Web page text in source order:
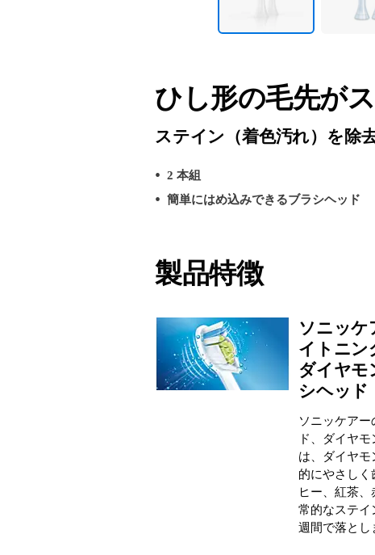
ひし形の毛先が
ステイン（着色汚れ）を除
2 本組
簡単にはめ込みできるブラシヘッド
製品特徴
ソニッケ
イトニン
ダイヤモ
シヘッド
ソニッケア
ド、ダイヤ
は、ダイヤ
的にやさしく
ヒー、紅茶
常的なステイ
週間で落とし